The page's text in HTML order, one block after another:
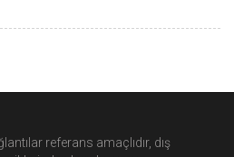
referans amaçlıdır, dış